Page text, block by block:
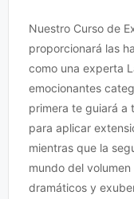
Nuestro Curso de
proporcionará las
como una experta
emocionantes
primera te guiará a
para aplicar
mientras que la
mundo del
dramáticos y